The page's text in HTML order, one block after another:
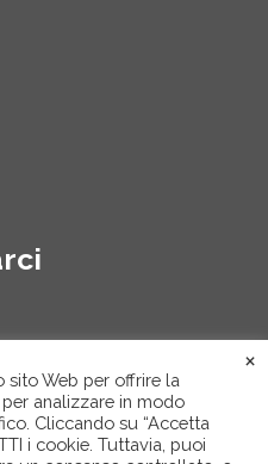
Web per offrire la
analizzare in modo
Cliccando su “Accetta
i cookie. Tuttavia, puoi
×